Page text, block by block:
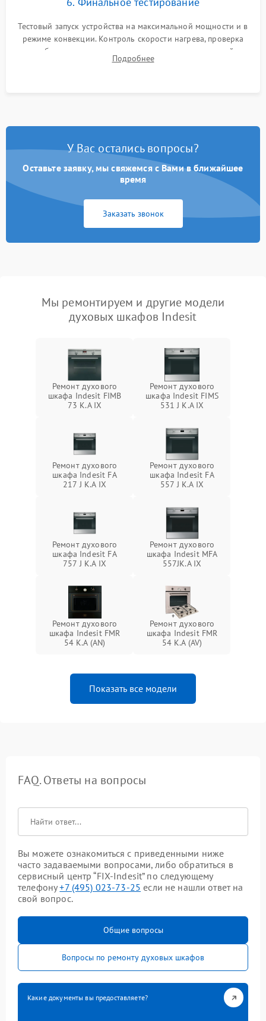
Тестовый запуск устройства на максимальной мощности и в
режиме конвекции. Контроль скорости нагрева, проверка
срабатывания термостата при достижении заданной
температуры и тест на отсутствие утечек тока.
Подробнее
У Вас остались вопросы?
Оставьте заявку, мы свяжемся с Вами в ближайшее
время
Заказать звонок
Мы ремонтируем и другие модели
духовых шкафов Indesit
Ремонт духового
шкафа Indesit FIMB
73 K.A IX
Ремонт духового
шкафа Indesit FIMS
531 J K.A IX
Ремонт духового
шкафа Indesit FA
217 J K.A IX
Ремонт духового
шкафа Indesit FA
557 J K.A IX
Ремонт духового
шкафа Indesit FA
757 J K.A IX
Ремонт духового
шкафа Indesit MFA
557JK.A IX
Ремонт духового
шкафа Indesit FMR
54 K.A (AN)
Ремонт духового
шкафа Indesit FMR
54 K.A (AV)
Показать все модели
FAQ. Ответы на вопросы
Вы можете ознакомиться с приведенными ниже
часто задаваемыми вопросами, либо обратиться в
сервисный центр “FIX-Indesit” по следующему
телефону+7 (495) 023-73-25 если не нашли ответ на
свой вопрос.
Общие вопросы
Вопросы по ремонту духовых шкафов
Какие документы вы предоставляете?